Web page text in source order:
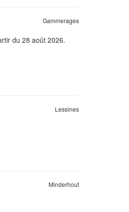
Gammerages
du 28 août 2026.
Lessines
Minderhout